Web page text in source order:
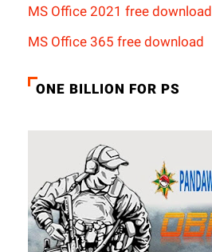
MS Office 2021 free download
MS Office 365 free download
ONE BILLION FOR PS